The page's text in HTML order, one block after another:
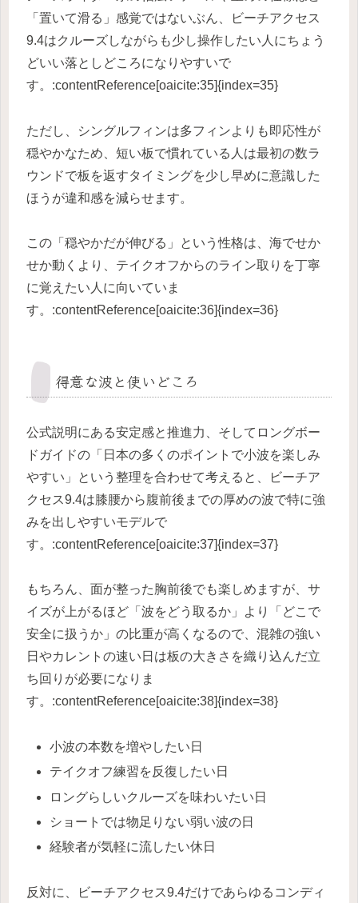
「置いて滑る」感覚ではないぶん、ビーチアクセス
9.4はクルーズしながらも少し操作したい人にちょう
どいい落としどころになりやすいで
す。:contentReference[oaicite:35]{index=35}
ただし、シングルフィンは多フィンよりも即応性が
穏やかなため、短い板で慣れている人は最初の数ラ
ウンドで板を返すタイミングを少し早めに意識した
ほうが違和感を減らせます。
この「穏やかだが伸びる」という性格は、海でせか
せか動くより、テイクオフからのライン取りを丁寧
に覚えたい人に向いていま
す。:contentReference[oaicite:36]{index=36}
得意な波と使いどころ
公式説明にある安定感と推進力、そしてロングボー
ドガイドの「日本の多くのポイントで小波を楽しみ
やすい」という整理を合わせて考えると、ビーチア
クセス9.4は膝腰から腹前後までの厚めの波で特に強
みを出しやすいモデルで
す。:contentReference[oaicite:37]{index=37}
もちろん、面が整った胸前後でも楽しめますが、サ
イズが上がるほど「波をどう取るか」より「どこで
安全に扱うか」の比重が高くなるので、混雑の強い
日やカレントの速い日は板の大きさを織り込んだ立
ち回りが必要になりま
す。:contentReference[oaicite:38]{index=38}
小波の本数を増やしたい日
テイクオフ練習を反復したい日
ロングらしいクルーズを味わいたい日
ショートでは物足りない弱い波の日
経験者が気軽に流したい休日
反対に、ビーチアクセス9.4だけであらゆるコンディ